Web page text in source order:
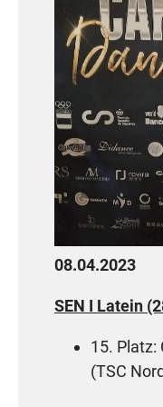
HGR B
48.
Bahls
HGR A
9.-11.
Paulus /
Etzien
08.04.2023
SEN I Latein
15. Platz:
(TSC